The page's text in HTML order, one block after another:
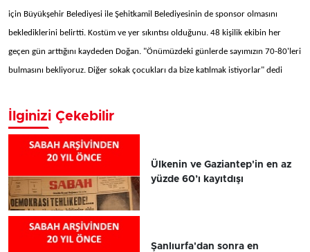
için Büyükşehir Belediyesi ile Şehitkamil Belediyesinin de sponsor olmasını
beklediklerini belirtti. Kostüm ve yer sıkıntısı olduğunu. 48 kişilik ekibin her
geçen gün arttığını kaydeden Doğan. "Önümüzdeki günlerde sayımızın 70-80'leri
bulmasını bekliyoruz. Diğer sokak çocukları da bize katılmak istiyorlar" dedi
İlginizi Çekebilir
Ülkenin ve Gaziantep'in en az
yüzde 60’ı kayıtdışı
Şanlıurfa'dan sonra en